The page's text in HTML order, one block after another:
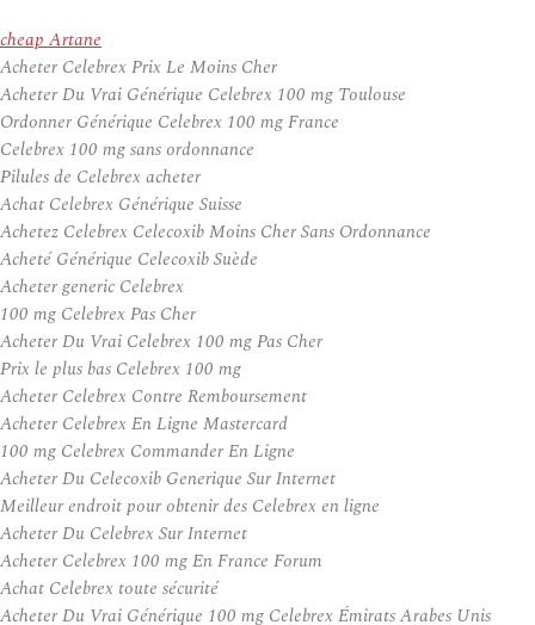
cheap Artane
Acheter Celebrex Prix Le Moins Cher
Acheter Du Vrai Générique Celebrex 100 mg Toulouse
Ordonner Générique Celebrex 100 mg France
Celebrex 100 mg sans ordonnance
Pilules de Celebrex acheter
Achat Celebrex Générique Suisse
Achetez Celebrex Celecoxib Moins Cher Sans Ordonnance
Acheté Générique Celecoxib Suède
Acheter generic Celebrex
100 mg Celebrex Pas Cher
Acheter Du Vrai Celebrex 100 mg Pas Cher
Prix le plus bas Celebrex 100 mg
Acheter Celebrex Contre Remboursement
Acheter Celebrex En Ligne Mastercard
100 mg Celebrex Commander En Ligne
Acheter Du Celecoxib Generique Sur Internet
Meilleur endroit pour obtenir des Celebrex en ligne
Acheter Du Celebrex Sur Internet
Acheter Celebrex 100 mg En France Forum
Achat Celebrex toute sécurité
Acheter Du Vrai Générique 100 mg Celebrex Émirats Arabes Unis